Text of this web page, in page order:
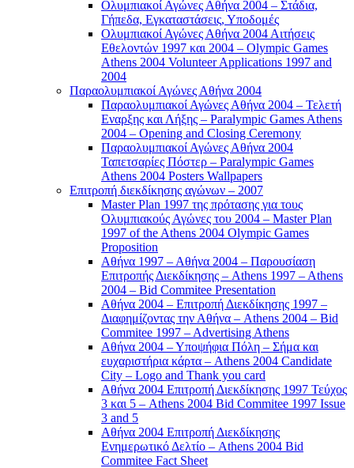
Ολυμπιακοί Αγώνες Αθήνα 2004 – Στάδια,
Γήπεδα, Εγκαταστάσεις, Υποδομές
Ολυμπιακοί Αγώνες Αθήνα 2004 Αιτήσεις
Εθελοντών 1997 και 2004 – Olympic Games
Athens 2004 Volunteer Applications 1997 and
2004
Παραολυμπιακοί Αγώνες Αθήνα 2004
Παραολυμπιακοί Αγώνες Αθήνα 2004 – Τελετή
Εναρξης και Λήξης – Paralympic Games Athens
2004 – Opening and Closing Ceremony
Παραολυμπιακοί Αγώνες Αθήνα 2004
Ταπετσαρίες Πόστερ – Paralympic Games
Athens 2004 Posters Wallpapers
Επιτροπή διεκδίκησης αγώνων – 2007
Master Plan 1997 της πρότασης για τους
Ολυμπιακούς Αγώνες του 2004 – Master Plan
1997 of the Athens 2004 Olympic Games
Proposition
Αθήνα 1997 – Αθήνα 2004 – Παρουσίαση
Επιτροπής Διεκδίκησης – Athens 1997 – Athens
2004 – Bid Commitee Presentation
Αθήνα 2004 – Επιτροπή Διεκδίκησης 1997 –
Διαφημίζοντας την Αθήνα – Athens 2004 – Bid
Commitee 1997 – Advertising Athens
Αθήνα 2004 – Υποψήφια Πόλη – Σήμα και
ευχαριστήρια κάρτα – Athens 2004 Candidate
City – Logo and Thank you card
Αθήνα 2004 Επιτροπή Διεκδίκησης 1997 Τεύχος
3 και 5 – Athens 2004 Bid Commitee 1997 Issue
3 and 5
Αθήνα 2004 Επιτροπή Διεκδίκησης
Ενημερωτικό Δελτίο – Athens 2004 Bid
Commitee Fact Sheet